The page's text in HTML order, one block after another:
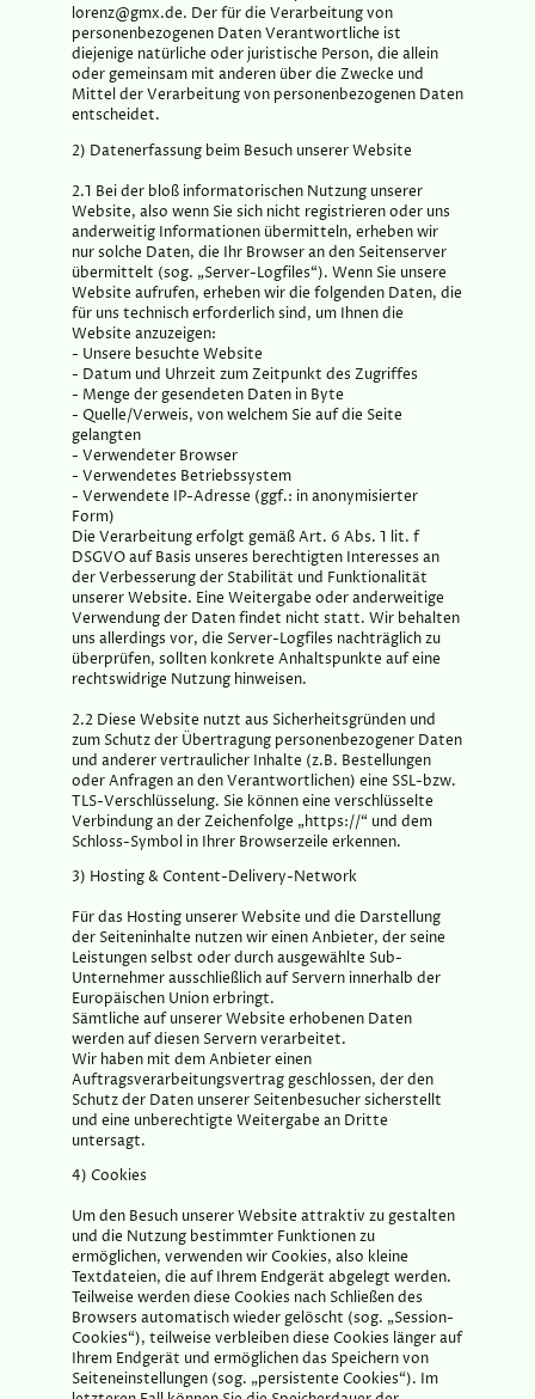
lorenz@gmx.de. Der für die Verarbeitung von
personenbezogenen Daten Verantwortliche ist
diejenige natürliche oder juristische Person, die allein
oder gemeinsam mit anderen über die Zwecke und
Mittel der Verarbeitung von personenbezogenen Daten
entscheidet.
2) Datenerfassung beim Besuch unserer Website
2.1 Bei der bloß informatorischen Nutzung unserer
Website, also wenn Sie sich nicht registrieren oder uns
anderweitig Informationen übermitteln, erheben wir
nur solche Daten, die Ihr Browser an den Seitenserver
übermittelt (sog. „Server-Logfiles“). Wenn Sie unsere
Website aufrufen, erheben wir die folgenden Daten, die
für uns technisch erforderlich sind, um Ihnen die
Website anzuzeigen:
- Unsere besuchte Website
- Datum und Uhrzeit zum Zeitpunkt des Zugriffes
- Menge der gesendeten Daten in Byte
- Quelle/Verweis, von welchem Sie auf die Seite
gelangten
- Verwendeter Browser
- Verwendetes Betriebssystem
- Verwendete IP-Adresse (ggf.: in anonymisierter
Form)
Die Verarbeitung erfolgt gemäß Art. 6 Abs. 1 lit. f
DSGVO auf Basis unseres berechtigten Interesses an
der Verbesserung der Stabilität und Funktionalität
unserer Website. Eine Weitergabe oder anderweitige
Verwendung der Daten findet nicht statt. Wir behalten
uns allerdings vor, die Server-Logfiles nachträglich zu
überprüfen, sollten konkrete Anhaltspunkte auf eine
rechtswidrige Nutzung hinweisen.
2.2 Diese Website nutzt aus Sicherheitsgründen und
zum Schutz der Übertragung personenbezogener Daten
und anderer vertraulicher Inhalte (z.B. Bestellungen
oder Anfragen an den Verantwortlichen) eine SSL-bzw.
TLS-Verschlüsselung. Sie können eine verschlüsselte
Verbindung an der Zeichenfolge „https://“ und dem
Schloss-Symbol in Ihrer Browserzeile erkennen.
3) Hosting & Content-Delivery-Network
Für das Hosting unserer Website und die Darstellung
der Seiteninhalte nutzen wir einen Anbieter, der seine
Leistungen selbst oder durch ausgewählte Sub-
Unternehmer ausschließlich auf Servern innerhalb der
Europäischen Union erbringt.
Sämtliche auf unserer Website erhobenen Daten
werden auf diesen Servern verarbeitet.
Wir haben mit dem Anbieter einen
Auftragsverarbeitungsvertrag geschlossen, der den
Schutz der Daten unserer Seitenbesucher sicherstellt
und eine unberechtigte Weitergabe an Dritte
untersagt.
4) Cookies
Um den Besuch unserer Website attraktiv zu gestalten
und die Nutzung bestimmter Funktionen zu
ermöglichen, verwenden wir Cookies, also kleine
Textdateien, die auf Ihrem Endgerät abgelegt werden.
Teilweise werden diese Cookies nach Schließen des
Browsers automatisch wieder gelöscht (sog. „Session-
Cookies“), teilweise verbleiben diese Cookies länger auf
Ihrem Endgerät und ermöglichen das Speichern von
Seiteneinstellungen (sog. „persistente Cookies“). Im